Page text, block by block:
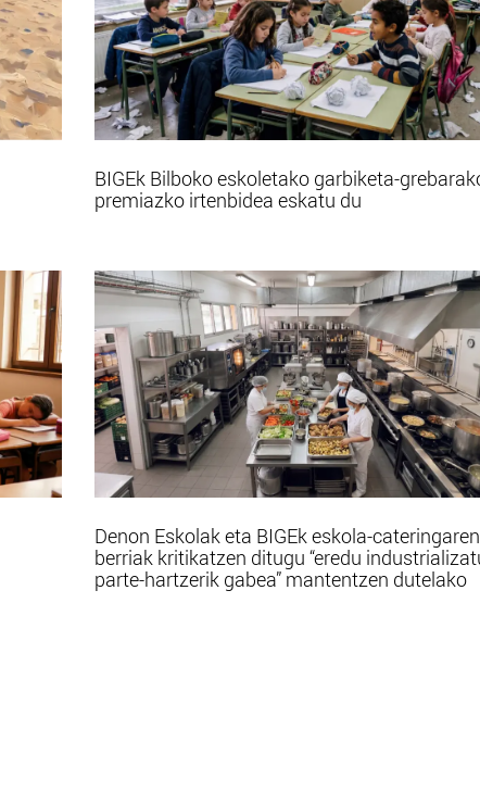
BIGEk Bilboko eskoletako garbiketa-
premiazko irtenbidea eskatu du
Denon Eskolak eta BIGEk eskola-
berriak kritikatzen ditugu “eredu
parte-hartzerik gabea” mantentzen dutelako